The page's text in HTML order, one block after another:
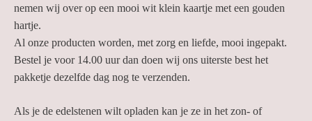
nemen wij over op een mooi wit klein kaartje met een gouden
hartje.
Al onze producten worden, met zorg en liefde, mooi ingepakt.
Bestel je voor 14.00 uur dan doen wij ons uiterste best het
pakketje dezelfde dag nog te verzenden.
Als je de edelstenen wilt opladen kan je ze in het zon- of